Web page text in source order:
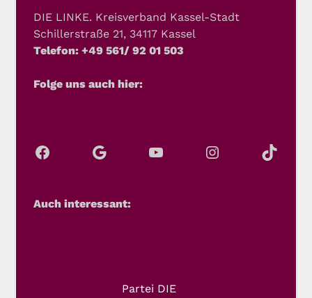
DIE LINKE. Kreisverband Kassel-Stadt
Schillerstraße 21, 34117 Kassel
Telefon: +49 561/ 92 01 503
Folge uns auch hier:
Auch interessant:
Partei DIE